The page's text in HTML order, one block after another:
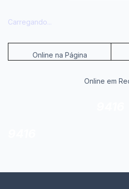
Carregando...
Online na Página
Online em